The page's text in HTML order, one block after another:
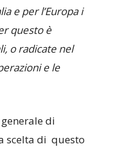
e per l’Europa i
questo è
o radicate nel
e le
di
scelta di questo